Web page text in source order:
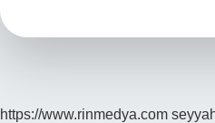
https://www.rinmedya.com